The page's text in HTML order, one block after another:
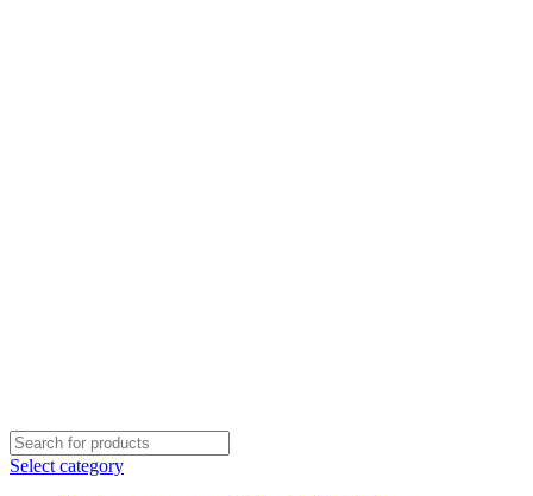
Select category